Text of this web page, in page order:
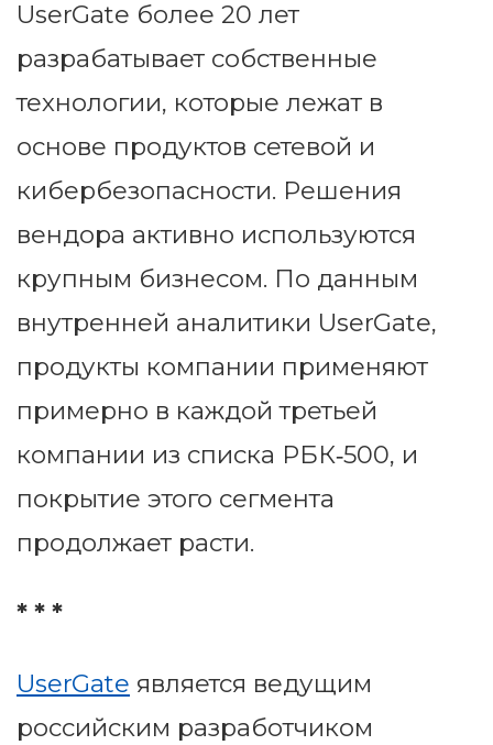
UserGate более 20 лет
разрабатывает собственные
технологии, которые лежат в
основе продуктов сетевой и
кибербезопасности. Решения
вендора активно используются
крупным бизнесом. По данным
внутренней аналитики UserGate,
продукты компании применяют
примерно в каждой третьей
компании из списка РБК‑500, и
покрытие этого сегмента
продолжает расти.
* * *
UserGate является ведущим
российским разработчиком